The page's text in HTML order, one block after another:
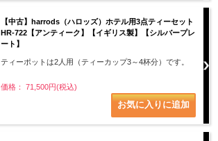
【中古】harrods（ハロッズ）ホテル用3点ティーセット
HR-722【アンティーク】【イギリス製】【シルバープレ
ート】
ティーポットは2人用（ティーカップ3～4杯分）です。
価格： 71,500円(税込)